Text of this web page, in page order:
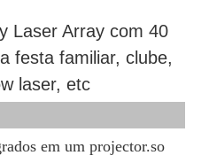
Laser Array com 40
festa familiar, clube,
laser, etc
em um projector.so